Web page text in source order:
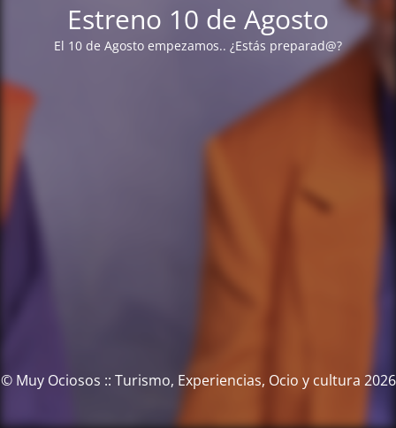
Estreno 10 de Agosto
El 10 de Agosto empezamos.. ¿Estás preparad@?
© Muy Ociosos :: Turismo, Experiencias, Ocio y cultura 2026